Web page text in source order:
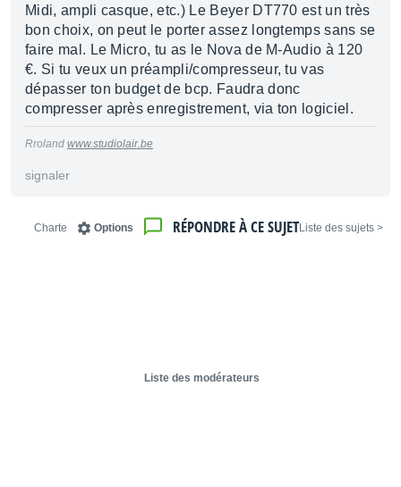
Midi, ampli casque, etc.) Le Beyer DT770 est un très
bon choix, on peut le porter assez longtemps sans se
faire mal. Le Micro, tu as le Nova de M-Audio à 120
€. Si tu veux un préampli/compresseur, tu vas
dépasser ton budget de bcp. Faudra donc
compresser après enregistrement, via ton logiciel.
Rroland www.studiolair.be
signaler
< Liste des sujets
RÉPONDRE À CE SUJET
Options
Charte
Liste des modérateurs